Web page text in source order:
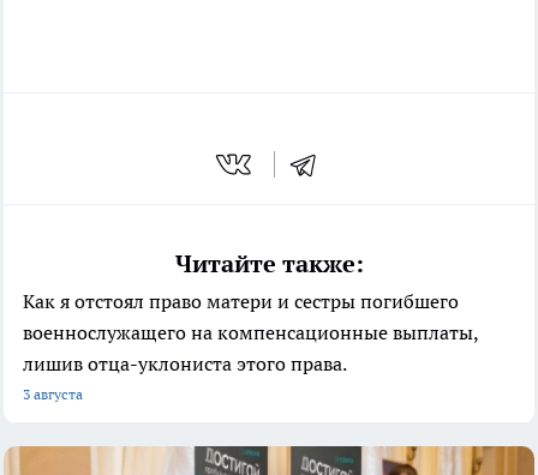
Читайте также:
Как я отстоял право матери и сестры погибшего
военнослужащего на компенсационные выплаты,
лишив отца-уклониста этого права.
3 августа